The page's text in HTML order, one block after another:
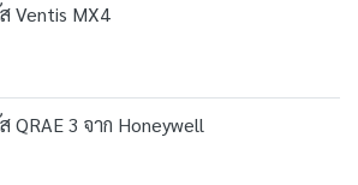
Ventis MX4
QRAE 3 จาก Honeywell